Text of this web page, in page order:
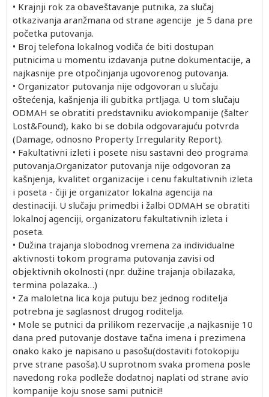
• Krajnji rok za obaveštavanje putnika, za slučaj
otkazivanja aranžmana od strane agencije je 5 dana pre
početka putovanja.
• Broj telefona lokalnog vodiča će biti dostupan
putnicima u momentu izdavanja putne dokumentacije, a
najkasnije pre otpočinjanja ugovorenog putovanja.
• Organizator putovanja nije odgovoran u slučaju
oštećenja, kašnjenja ili gubitka prtljaga. U tom slučaju
ODMAH se obratiti predstavniku aviokompanije (šalter
Lost&Found), kako bi se dobila odgovarajuću potvrda
(Damage, odnosno Property Irregularity Report).
• Fakultativni izleti i posete nisu sastavni deo programa
putovanja.Organizator putovanja nije odgovoran za
kašnjenja, kvalitet organizacije i cenu fakultativnih izleta
i poseta - čiji je organizator lokalna agencija na
destinaciji. U slučaju primedbi i žalbi ODMAH se obratiti
lokalnoj agenciji, organizatoru fakultativnih izleta i
poseta.
• Dužina trajanja slobodnog vremena za individualne
aktivnosti tokom programa putovanja zavisi od
objektivnih okolnosti (npr. dužine trajanja obilazaka,
termina polazaka…)
• Za maloletna lica koja putuju bez jednog roditelja
potrebna je saglasnost drugog roditelja.
• Mole se putnici da prilikom rezervacije ,a najkasnije 10
dana pred putovanje dostave tačna imena i prezimena
onako kako je napisano u pasošu(dostaviti fotokopiju
prve strane pasoša).U suprotnom svaka promena posle
navedong roka podleže dodatnoj naplati od strane avio
kompanije koju snose sami putnici!!